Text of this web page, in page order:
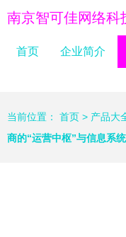
南京智可佳网络科
首页 企业简介
当前位置： 首页 > 产品大
商的“运营中枢”与信息系